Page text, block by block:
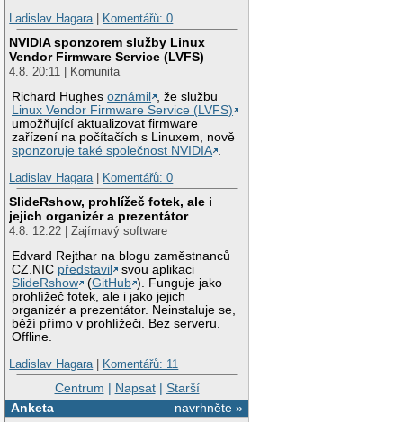
Ladislav Hagara| Komentářů: 0
NVIDIA sponzorem služby Linux
Vendor Firmware Service (LVFS)
4.8. 20:11 | Komunita
Richard Hughesoznámil
, že službu
Linux Vendor Firmware Service (LVFS)
umožňující aktualizovat firmware
zařízení na počítačích s Linuxem, nově
sponzoruje také společnost NVIDIA .
Ladislav Hagara| Komentářů: 0
SlideRshow, prohlížeč fotek, ale i
jejich organizér a prezentátor
4.8. 12:22 | Zajímavý software
Edvard Rejthar na blogu zaměstnanců
CZ.NIC představil
svou aplikaci
SlideRshow
(GitHub ). Funguje jako
prohlížeč fotek, ale i jako jejich
organizér a prezentátor. Neinstaluje se,
běží přímo v prohlížeči. Bez serveru.
Offline.
Ladislav Hagara| Komentářů: 11
Centrum | Napsat| Starší
navrhněte »
Anketa